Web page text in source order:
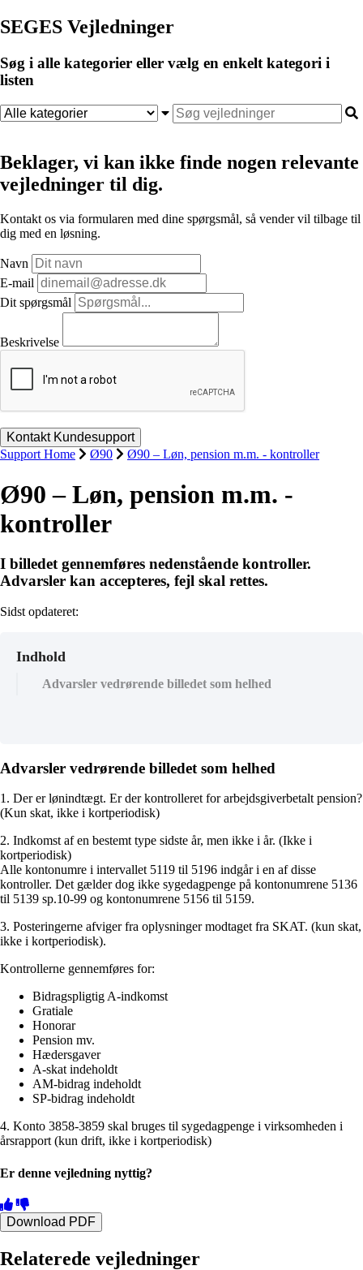
SEGES Vejledninger
Søg i alle kategorier eller vælg en enkelt kategori i
listen
Beklager, vi kan ikke finde nogen relevante
vejledninger til dig.
Kontakt os via formularen med dine spørgsmål, så vender vil tilbage til
dig med en løsning.
Navn
E-mail
Dit spørgsmål
Beskrivelse
Support Home Ø90 Ø90 – Løn, pension m.m. - kontroller
Ø90 – Løn, pension m.m. -
kontroller
I billedet gennemføres nedenstående kontroller.
Advarsler kan accepteres, fejl skal rettes.
Sidst opdateret:
Indhold
Advarsler vedrørende billedet som helhed
Advarsler vedrørende billedet som helhed
1. Der er lønindtægt. Er der kontrolleret for arbejdsgiverbetalt pension?
(Kun skat, ikke i kortperiodisk)
2. Indkomst af en bestemt type sidste år, men ikke i år. (Ikke i
kortperiodisk)
Alle kontonumre i intervallet 5119 til 5196 indgår i en af disse
kontroller. Det gælder dog ikke sygedagpenge på kontonumrene 5136
til 5139 sp.10-99 og kontonumrene 5156 til 5159.
3. Posteringerne afviger fra oplysninger modtaget fra SKAT. (kun skat,
ikke i kortperiodisk).
Kontrollerne gennemføres for:
Bidragspligtig A-indkomst
Gratiale
Honorar
Pension mv.
Hædersgaver
A-skat indeholdt
AM-bidrag indeholdt
SP-bidrag indeholdt
4. Konto 3858-3859 skal bruges til sygedagpenge i virksomheden i
årsrapport (kun drift, ikke i kortperiodisk)
Er denne vejledning nyttig?
Download PDF
Relaterede vejledninger